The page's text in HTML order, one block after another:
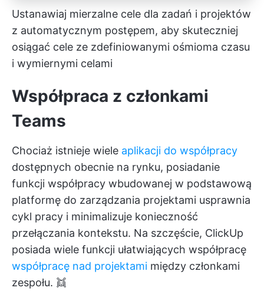
Ustanawiaj mierzalne cele dla zadań i projektów
z automatycznym postępem, aby skuteczniej
osiągać cele ze zdefiniowanymi ośmioma czasu
i wymiernymi celami
Współpraca z członkami
Teams
Chociaż istnieje wiele aplikacji do współpracy
dostępnych obecnie na rynku, posiadanie
funkcji współpracy wbudowanej w podstawową
platformę do zarządzania projektami usprawnia
cykl pracy i minimalizuje konieczność
przełączania kontekstu. Na szczęście, ClickUp
posiada wiele funkcji ułatwiających współpracę
współpracę nad projektami między członkami
zespołu. 👯